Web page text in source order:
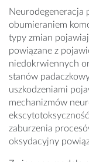
Neurodegeneracja
obumieraniem
typy zmian
powiązane z
niedokrwiennych
stanów
uszkodzeniami
mechanizmów
zaburzenia
oksydacyjny